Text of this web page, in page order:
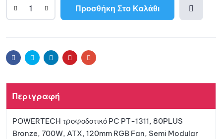
Προσθήκη Στο Καλάθι
αγαπη
l
r
FacebookTwitter LinkedinPinterestEmail
Περιγραφή
POWERTECH τροφοδοτικό PC PT-1311, 80PLUS
Bronze, 700W, ATX, 120mm RGB Fan, Semi Modular